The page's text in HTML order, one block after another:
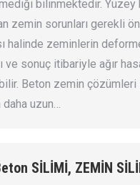
bilinmektedir. Yüzey
zemin sorunları gerekli
halinde zeminlerin
ve sonuç itibariyle ağır
Beton zemin çözümleri
uzun…
SİLİMİ, ZEMİN